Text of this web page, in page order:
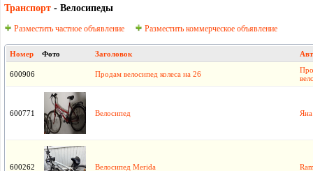
Транспорт - Велосипеды
Разместить частное объявление Разместить коммерческое объявление
Номер Фото Заголовок
600906 Продам велосипед колеса на 26
600771 Велосипед Яна
600262 Велосипед Merida